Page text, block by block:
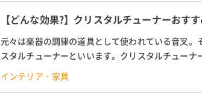
【どんな効果?】クリスタルチューナーおす
元々は楽器の調律の道具として使われている音叉
スタルチューナーといいます。クリスタルチュー
せるアイテムです。浄化はもちろんヒーリングにも
インテリア・家具